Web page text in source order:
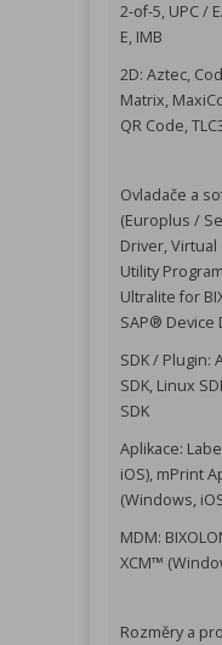
2-of-5, UPC /
E, IMB
2D: Aztec,
Matrix,
QR Code,
Ovladače a
(Europlus /
Driver, Virtual
Utility
Ultralite for
SAP® Device
SDK / Plugin:
SDK, Linux
SDK
Aplikace:
iOS), mPrint
(Windows,
MDM:
XCM™
Rozměry a